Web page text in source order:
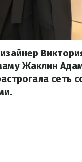
Жаклин
сеть